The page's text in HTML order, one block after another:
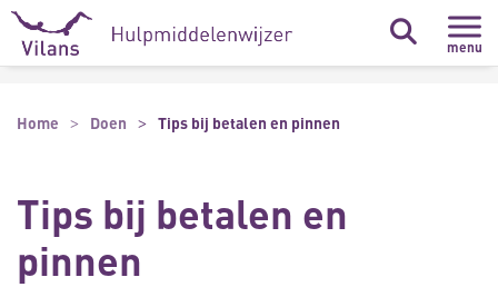
Naar hoofdinhoud
Naar footer
menu
Home Doen Tips bij betalen en pinnen
Tips bij betalen en
pinnen